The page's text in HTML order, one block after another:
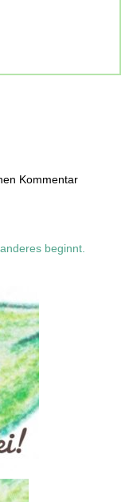
Kommentar
beginnt.